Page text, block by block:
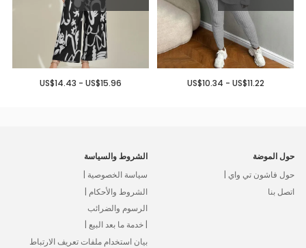
US$10.34 - US$11.22
US$14.43 - US$15.96
حول الموضة
حول فاشون تي واي |
اتصل بنا
الشروط والسياسة
سياسة الخصوصية |
الشروط والأحكام |
الرسوم والضرائب
| خدمة ما بعد البيع |
بيان استخدام ملفات تعريف الارتباط